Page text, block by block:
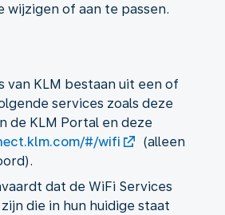
wijzigen of aan te passen.
van KLM bestaan uit een of
services zoals deze
de KLM Portal en deze
#/wifi
(alleen
dat de WiFi Services
die in hun huidige staat